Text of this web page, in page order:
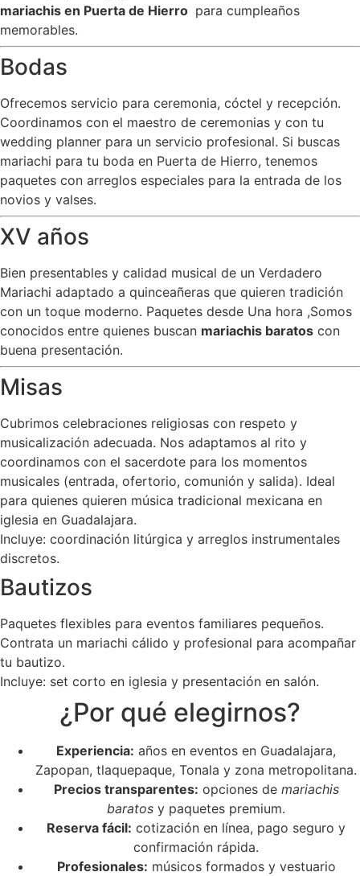
mariachis en Puerta de Hierro para cumpleaños
memorables.
Bodas
Ofrecemos servicio para ceremonia, cóctel y recepción.
Coordinamos con el maestro de ceremonias y con tu
wedding planner para un servicio profesional. Si buscas
mariachi para tu boda en Puerta de Hierro, tenemos
paquetes con arreglos especiales para la entrada de los
novios y valses.
XV años
Bien presentables y calidad musical de un Verdadero
Mariachi adaptado a quinceañeras que quieren tradición
con un toque moderno. Paquetes desde Una hora ,Somos
conocidos entre quienes buscan mariachis baratos con
buena presentación.
Misas
Cubrimos celebraciones religiosas con respeto y
musicalización adecuada. Nos adaptamos al rito y
coordinamos con el sacerdote para los momentos
musicales (entrada, ofertorio, comunión y salida). Ideal
para quienes quieren música tradicional mexicana en
iglesia en Guadalajara.
Incluye: coordinación litúrgica y arreglos instrumentales
discretos.
Bautizos
Paquetes flexibles para eventos familiares pequeños.
Contrata un mariachi cálido y profesional para acompañar
tu bautizo.
Incluye: set corto en iglesia y presentación en salón.
¿Por qué elegirnos?
Experiencia: años en eventos en Guadalajara,
Zapopan, tlaquepaque, Tonala y zona metropolitana.
Precios transparentes: opciones de mariachis
baratos y paquetes premium.
Reserva fácil: cotización en línea, pago seguro y
confirmación rápida.
Profesionales: músicos formados y vestuario